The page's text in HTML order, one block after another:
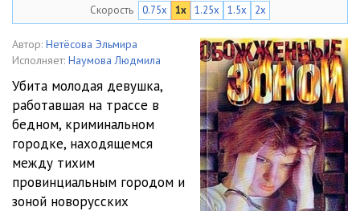
05 Расправа 2-2
06 Расправа 3-1 29:16
29:10
08 Расправа 4-1 29:58
09 Расправа 4-2 29:56
10 Расправа 4-3 22:54
11 Расправа 4-4 19:50
Скорость 0.75x 1x 1.25x 1.5x 2x
Автор: Нетёсова Эльмира
Исполняет: Наумова Людмила
Убита молодая девушка,
работавшая на трассе в
бедном, криминальном
городке, находящемся
между тихим
провинциальным городом и
зоной новорусских